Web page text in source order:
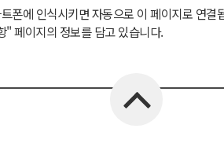
폰에 인식시키면 자동으로 이 페이지로 연결
"페이지의 정보를 담고 있습니다.